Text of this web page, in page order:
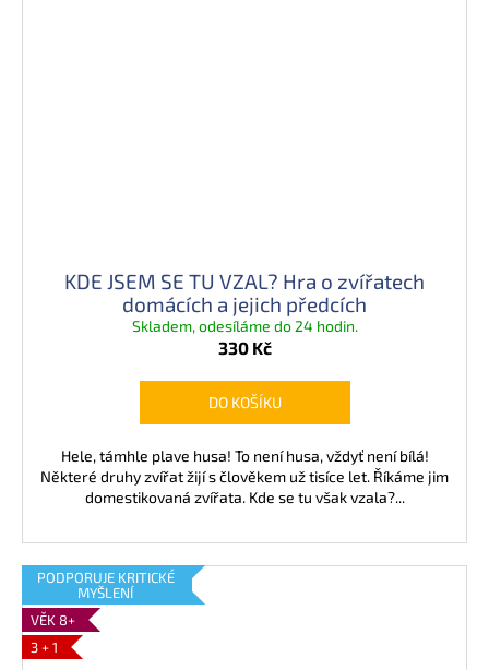
KDE JSEM SE TU VZAL? Hra o zvířatech
domácích a jejich předcích
Skladem, odesíláme do 24 hodin.
330 Kč
DO KOŠÍKU
Hele, támhle plave husa! To není husa, vždyť není bílá!
Některé druhy zvířat žijí s člověkem už tisíce let. Říkáme jim
domestikovaná zvířata. Kde se tu však vzala?...
PODPORUJE KRITICKÉ
MYŠLENÍ
VĚK 8+
3 + 1